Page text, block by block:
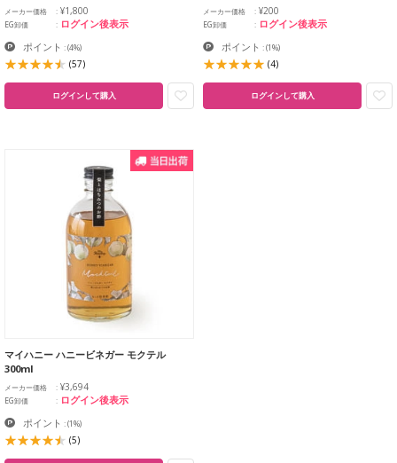
メーカー価格 ¥1,800
EG卸価 ログイン後表示
ポイント :(4%)
(57)
ログインして購入
メーカー価格 ¥200
EG卸価 ログイン後表示
ポイント :(1%)
(4)
ログインして購入
マイハニー ハニービネガー モクテル
300ml
メーカー価格 ¥3,694
EG卸価 ログイン後表示
ポイント :(1%)
(5)